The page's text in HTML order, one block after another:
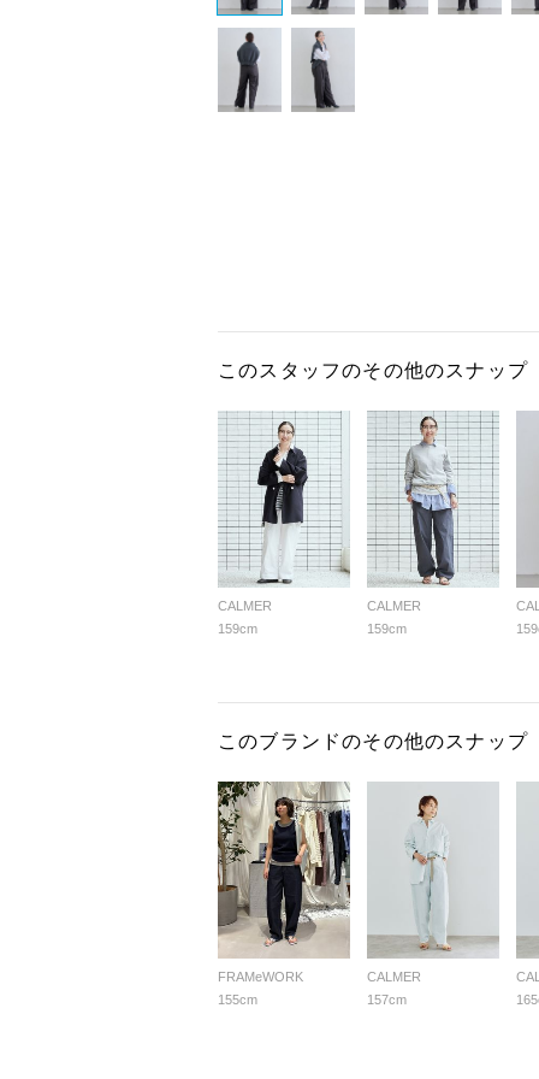
このスタッフのその他のスナップ
CALMER
159cm
CALMER
159cm
このブランドのその他のスナップ
FRAMeWORK
155cm
CALMER
157cm